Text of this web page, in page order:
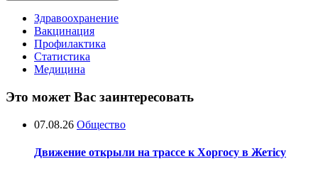
Здравоохранение
Вакцинация
Профилактика
Статистика
Медицина
Это может Вас заинтересовать
07.08.26 Общество
Движение открыли на трассе к Хоргосу в Жетісу